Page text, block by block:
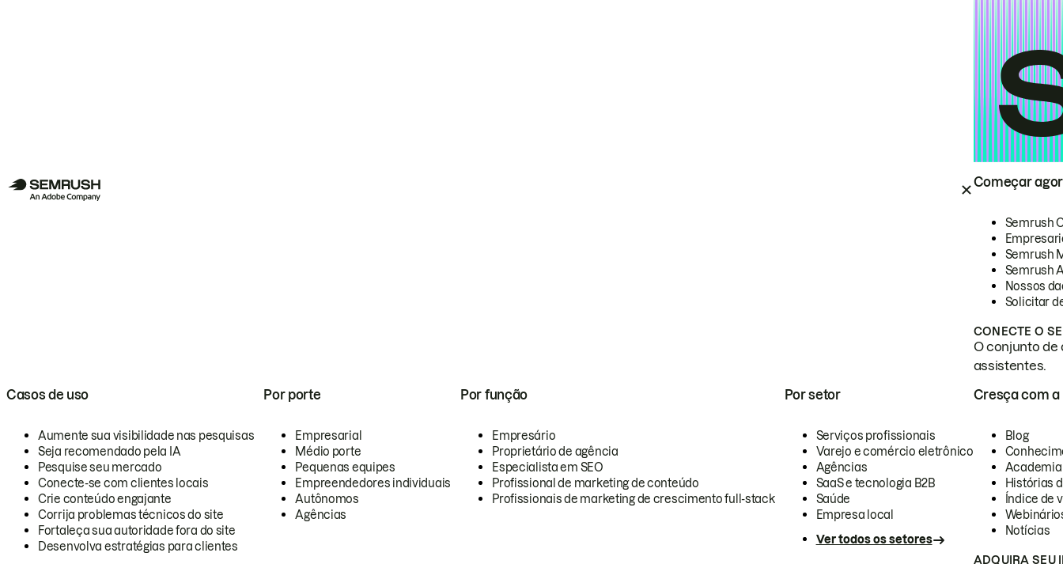
Começar
Semrush
Semrush
Semrush
Nossos
Solicitar
CONECTE O
O conjunto de
assistentes.
Casos de uso
Aumente sua visibilidade nas pesquisas
Seja recomendado pela IA
Pesquise seu mercado
Conecte-se com clientes locais
Crie conteúdo engajante
Corrija problemas técnicos do site
Fortaleça sua autoridade fora do site
Desenvolva estratégias para clientes
Por porte
Empresarial
Médio porte
Pequenas equipes
Empreendedores individuais
Autônomos
Agências
Por função
Empresário
Proprietário de agência
Especialista em SEO
Profissional de marketing de conteúdo
Profissionais de marketing de crescimento full-stack
Por setor
Serviços profissionais
Varejo e comércio eletrônico
Agências
SaaS e tecnologia B2B
Saúde
Empresa local
Ver todos os setores
Cresça com a
Blog
Academia
Histórias
Índice de
Notícias
ADQUIRA SEU